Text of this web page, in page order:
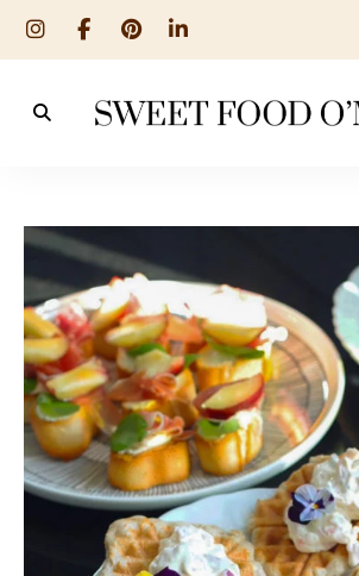
O
´Mine